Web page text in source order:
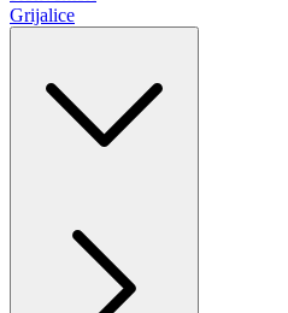
Grijalice